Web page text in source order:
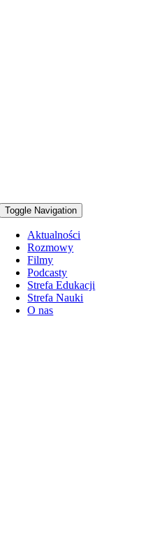
Toggle Navigation
Aktualności
Rozmowy
Filmy
Podcasty
Strefa Edukacji
Strefa Nauki
O nas